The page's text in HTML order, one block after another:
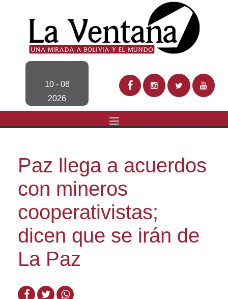
10 - 08
2026
Paz llega a acuerdos
con mineros
cooperativistas;
dicen que se irán de
La Paz